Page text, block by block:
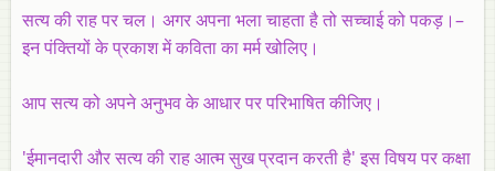
सत्य की राह पर चल। अगर अपना भला चाहता है तो सच्चाई को पकड़।–
इन पंक्तियों के प्रकाश में कविता का मर्म खोलिए।
आप सत्य को अपने अनुभव के आधार पर परिभाषित कीजिए।
'ईमानदारी और सत्य की राह आत्म सुख प्रदान करती है' इस विषय पर कक्षा